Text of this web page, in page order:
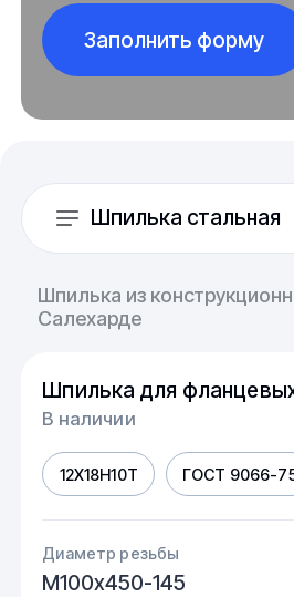
Заполнить форму
Шпилька стальная
Шпилька из
Салехарде
Шпилька для
В наличии
12Х18Н10Т ГОСТ 9066-
Диаметр резьбы
М100х450-145